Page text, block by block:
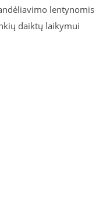
lentynomis
daiktų laikymui